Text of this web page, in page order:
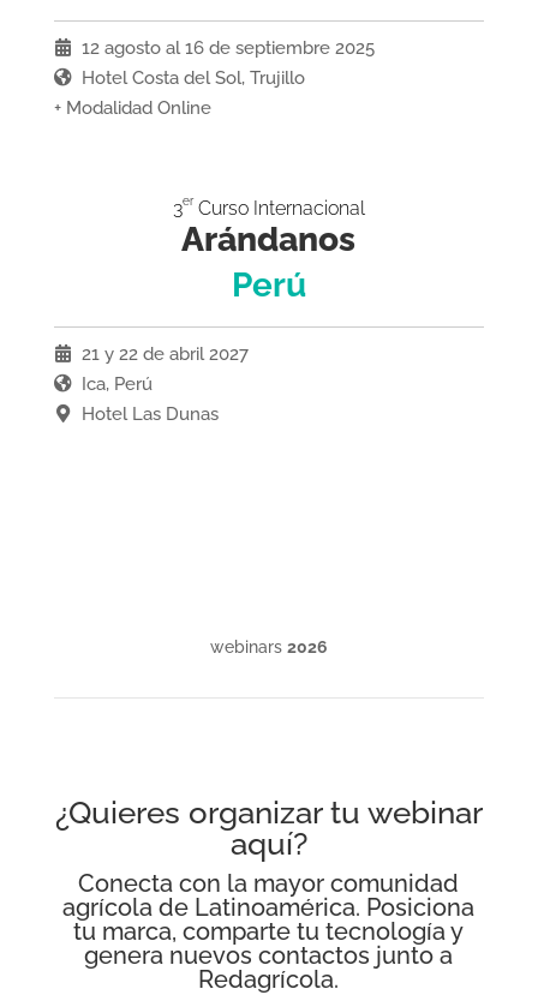
12 agosto al 16 de septiembre 2025
Hotel Costa del Sol, Trujillo
+ Modalidad Online
3er Curso Internacional
Arándanos
Perú
21 y 22 de abril 2027
Ica, Perú
Hotel Las Dunas
webinars 2026
¿Quieres organizar tu webinar
aquí?
Conecta con la mayor comunidad
agrícola de Latinoamérica. Posiciona
tu marca, comparte tu tecnología y
genera nuevos contactos junto a
Redagrícola.